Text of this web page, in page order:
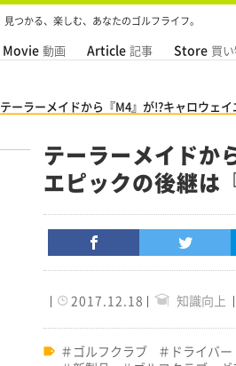
見つかる、楽しむ、あなたのゴルフライフ。
Movie 動画 Article 記事 Store 買
テーラーメイドから『M4』が!?キャロウェ
テーラーメイドか
エピックの後継は
2017.12.18 知識向上
ゴルフクラブ ドライバー